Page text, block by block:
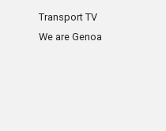
Transport TV
We are Genoa